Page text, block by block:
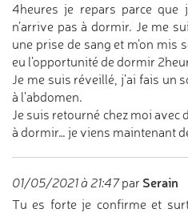
4heures je repars parce que
n’arrive pas à dormir. Je me
une prise de sang et m’on mis
eu l’opportunité de dormir
Je me suis réveillé, j’ai fais un
à l’abdomen.
Je suis retourné chez moi avec
à dormir… je viens maintenant
01/05/2021 à 21:47par Serain
Tu es forte je confirme et